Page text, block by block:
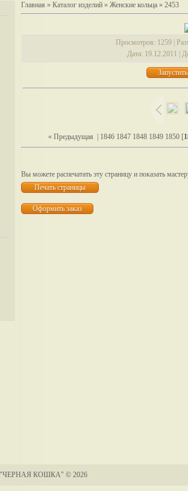
Главная » Каталог изделий » Женские кольца » 2453
Просмотров: 1259 |
Дата: 19.12.2011 |
« Предыдущая 1846 1847 1848 1849 1850 [
Вы можете распечатать эту страницу и показать
КОШКА" © 2026